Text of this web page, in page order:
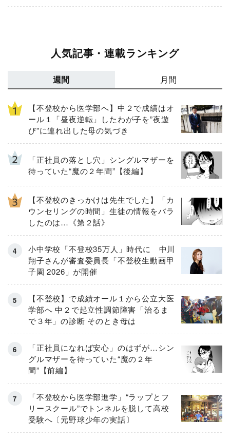
人気記事・連載ランキング
週間 月間
【不登校から医学部へ】中２で成績はオ
ール１「昼夜逆転」したわが子を”夜遊
び”に連れ出した母の気づき
「正社員の落とし穴」シングルマザーを
待っていた“魔の２年間”【後編】
【不登校のきっかけは先生でした】「カ
ウンセリングの時間」生徒の情報をバラ
したのは…《第２話》
小中学校「不登校35万人」時代に 中川
翔子さんが審査委員長「不登校生動画甲
子園 2026」が開催
【不登校】で成績オール１から公立大医
学部へ 中２で起立性調節障害「治るま
で３年」の診断 そのとき母は
「正社員になれば安心」のはずが…シン
グルマザーを待っていた“魔の２年
間”【前編】
「不登校から医学部進学」“ラップとフ
リースクール”でトンネルを脱して高校
受験へ〔元野球少年の実話〕